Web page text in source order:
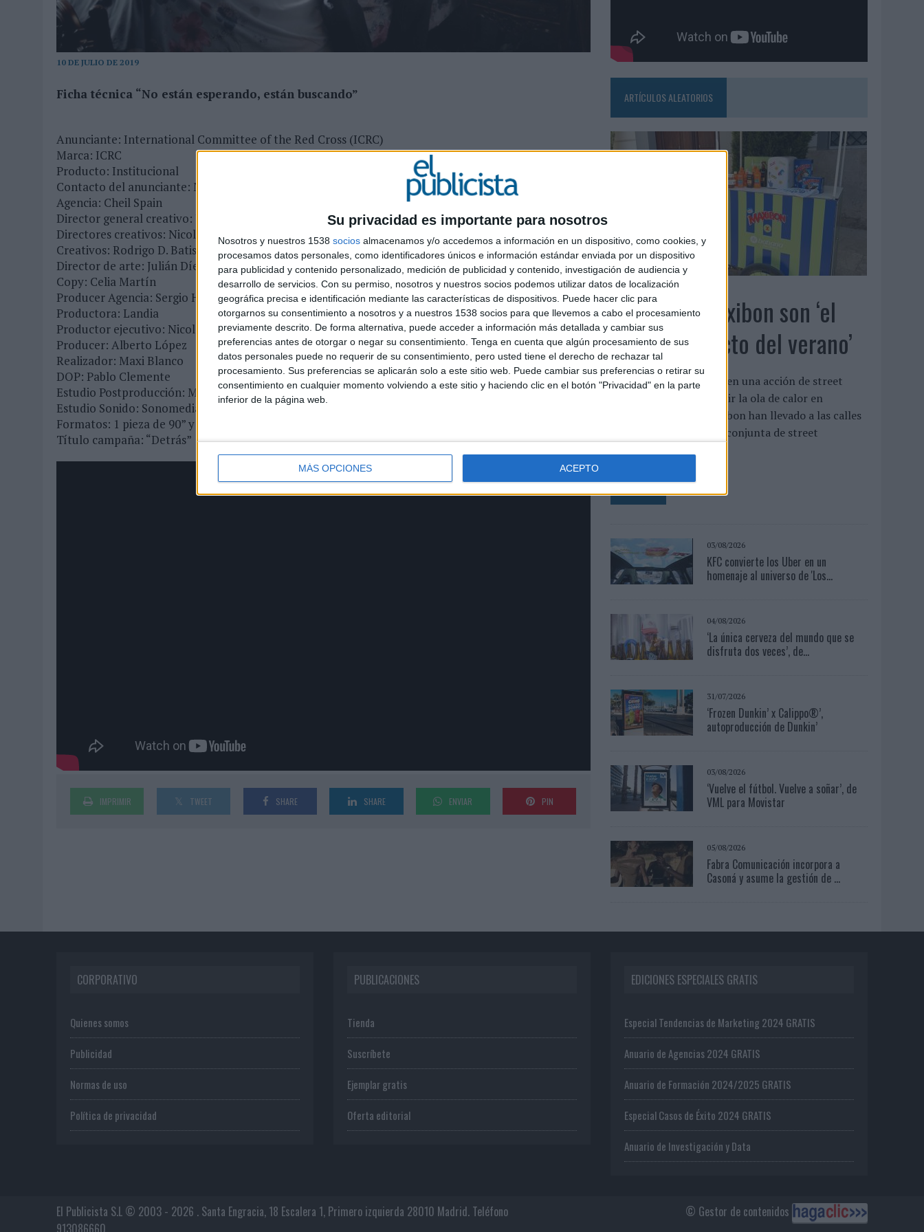
Su privacidad es importante para nosotros
Nosotros y nuestros 1538 socios almacenamos y/o accedemos a información en un dispositivo, como cookies, y
procesamos datos personales, como identificadores únicos e información estándar enviada por un dispositivo
para publicidad y contenido personalizado, medición de publicidad y contenido, investigación de audiencia y
desarrollo de servicios. Con su permiso, nosotros y nuestros socios podemos utilizar datos de localización
geográfica precisa e identificación mediante las características de dispositivos. Puede hacer clic para
otorgarnos su consentimiento a nosotros y a nuestros 1538 socios para que llevemos a cabo el procesamiento
previamente descrito. De forma alternativa, puede acceder a información más detallada y cambiar sus
preferencias antes de otorgar o negar su consentimiento. Tenga en cuenta que algún procesamiento de sus
datos personales puede no requerir de su consentimiento, pero usted tiene el derecho de rechazar tal
procesamiento. Sus preferencias se aplicarán solo a este sitio web. Puede cambiar sus preferencias o retirar su
consentimiento en cualquier momento volviendo a este sitio y haciendo clic en el botón "Privacidad" en la parte
inferior de la página web.
MÁS OPCIONES ACEPTO
31/07/2026
05/08/2026
10 DE JULIO DE 2019
Ficha técnica “No están esperando, están buscando”
Anunciante: International Committee of the Red Cross (ICRC)
Marca: ICRC
Producto: Institucional
Contacto del anunciante: Maria Emilia Cicoria, Steven Anderson, Patricia Rey, Gabriela Sala Rigler
Agencia: Cheil Spain
Director general creativo: Joaquin Espagnol
Directores creativos: Nicolás Diaco y Ezequiel De Luca
Creativos: Rodrigo D. Batista y Elenita Hernandez
Director de arte: Julián Díez
Copy: Celia Martín
Producer Agencia: Sergio Huerta y Carlos Montiel (Freelance For)
Productora: Landia
Productor ejecutivo: Nicolás Cabuche
Producer: Alberto López
Realizador: Maxi Blanco
DOP: Pablo Clemente
Estudio Postproducción: McNulty
Estudio Sonido: Sonomedia
Formatos: 1 pieza de 90” y 4 piezas de 30”.
Título campaña: “Detrás”
IMPRIMIR TWEET SHARE SHARE ENVIAR PIN
ARTÍCULOS ALEATORIOS
04/08/2026
Babaria y Maxibon son ‘el
match perfecto del verano’
Ambas marcas se unen en una acción de street
marketing para combatir la ola de calor en
Valencia Babaria y Maxibon han llevado a las calles
de Valencia una acción conjunta de street
LEER MÁS
03/08/2026
KFC convierte los Uber en un
homenaje al universo de 'Los...
04/08/2026
‘La única cerveza del mundo que se
disfruta dos veces’, de...
31/07/2026
‘Frozen Dunkin’ x Calippo®’,
autoproducción de Dunkin’
03/08/2026
‘Vuelve el fútbol. Vuelve a soñar’, de
VML para Movistar
05/08/2026
Fabra Comunicación incorpora a
Casoná y asume la gestión de ...
CORPORATIVO
Quienes somos
Publicidad
Normas de uso
Política de privacidad
PUBLICACIONES
Tienda
Suscríbete
Ejemplar gratis
Oferta editorial
EDICIONES ESPECIALES GRATIS
Especial Tendencias de Marketing 2024 GRATIS
Anuario de Agencias 2024 GRATIS
Anuario de Formación 2024/2025 GRATIS
Especial Casos de Éxito 2024 GRATIS
Anuario de Investigación y Data
© Gestor de contenidos
El Publicista S.L © 2003 - 2026 . Santa Engracia, 18 Escalera 1, Primero izquierda 28010 Madrid. Teléfono
913086660.